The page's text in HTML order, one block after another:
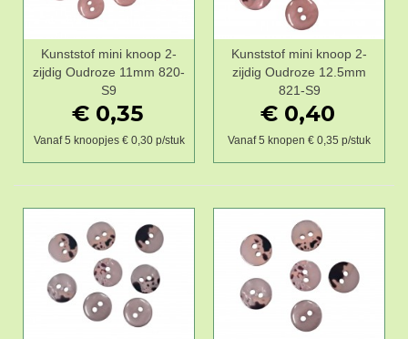
Kunststof mini knoop 2-
zijdig Oudroze 11mm 820-
S9
€ 0,35
Vanaf 5 knoopjes € 0,30 p/stuk
Kunststof mini knoop 2-
zijdig Oudroze 12.5mm
821-S9
€ 0,40
Vanaf 5 knopen € 0,35 p/stuk